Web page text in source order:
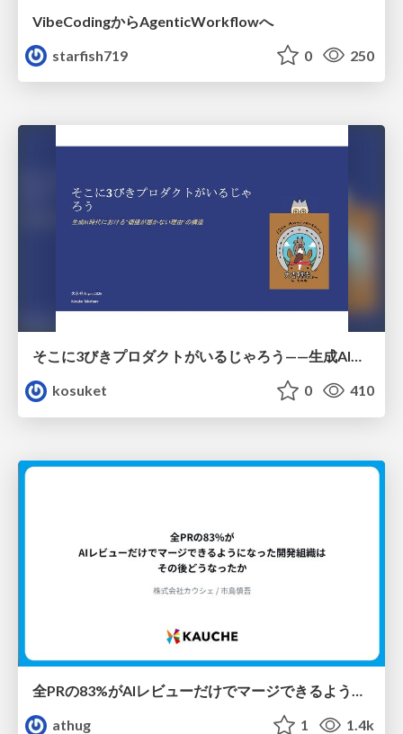
VibeCodingからAgenticWorkflowへ
starfish719
0 250
そこに3びきプロダクトがいるじゃろう——生成AI時代における“価値が届かない理由”の構造
kosuket
0 410
全PRの83%がAIレビューだけでマージできるようになった開発組織はその後どうなったか
athug
1 1.4k